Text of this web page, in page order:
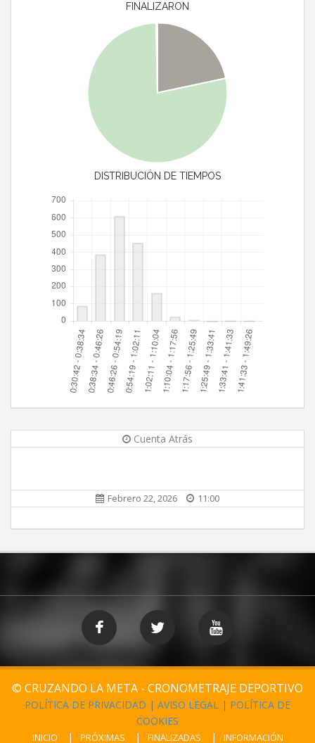
FINALIZARON
DISTRIBUCIÓN DE TIEMPOS
Cuenta Atrás
Febrero 22, 2026 11:00
© CRUZANDO LA META - CRONOMETRAJE DEPORTIVO
POLÍTICA DE PRIVACIDAD | AVISO LEGAL | POLÍTICA DE
COOKIES
INICIO PRÓXIMAS FINALIZADAS INFORMACIÓN